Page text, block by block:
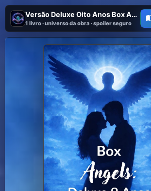
Versão Deluxe Oito Anos Box Angels
1 livro · universo da obra · spoiler seguro